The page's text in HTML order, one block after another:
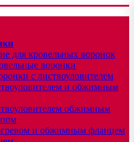
для кровельных воронок
воронки
с листвоуловителем
и обжимным
обжимным
и обжимным фланцем